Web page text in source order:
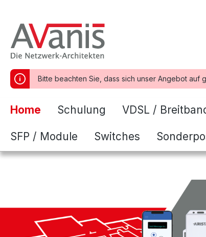
Bitte beachten Sie, dass sich unser Angebot auf
Home Schulung VDSL /
SFP / Module Switches